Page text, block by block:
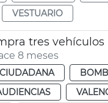
VESTUARIO
8 meses